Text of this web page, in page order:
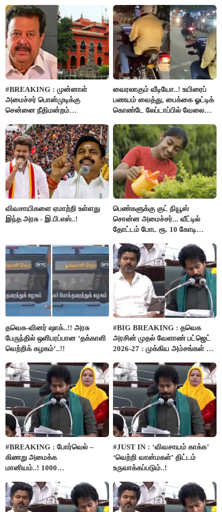
#BREAKING : முன்னாள்
அமைச்சர் பொன்முடிக்கு
சென்னை நீதிமன்றம்
வைரலாகும் வீடியோ..! உயிரைப்
பணயம் வைத்து, பைக்கை ஓட்டிக்
கொண்டே லேப்டாப்பில் வேலை
விவசாயிகளை ஏமாற்றி உள்ளது
இந்த அரசு - இ.பி.எஸ்..!
பெண்களுக்கு குட் நியூஸ்
சொன்ன அமைச்சர்... வீட்டில்
தோட்டம் போட ரூ. 10 கோடி
தவெக-வினர் ஷாக்..!! அரசு
பேருந்தில் ஒளிபரப்பான ‘தக்காளி
வெற்றிக் கழகம்’..!!
#BIG BREAKING : தவெக
அரசின் முதல் வேளாண் பட்ஜெட்
2026-27 : முக்கிய அம்சங்கள் ஓர்
#BREAKING : போர்வெல் –
கிணறு அமைக்க
மானியம்..! 1000
பம்புசெட் வழங்கப்படும்..!
#JUST IN : ‘விவசாயம் காக்க’
‘வெற்றி வான்மகள்’ திட்டம்
உருவாக்கப்படும்..!